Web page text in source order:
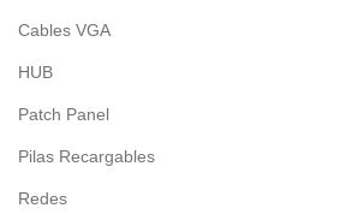
Cables VGA
HUB
Patch Panel
Pilas Recargables
Redes